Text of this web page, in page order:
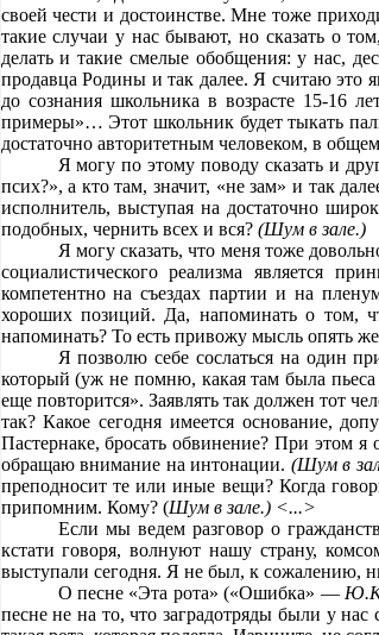
своей чести и достоинстве. Мне тоже
такие случаи у нас бывают, но сказать о
делать и такие смелые обобщения: у нас,
продавца Родины и так далее. Я считаю это
до сознания школьника в возрасте 15-16
примеры»… Этот школьник будет тыкать
достаточно авторитетным человеком, в
Я могу по этому поводу сказать и
псих?», а кто там, значит, «не зам» и так
исполнитель, выступая на достаточно
подобных, чернить всех и вся? (Шум в зале.)
Я могу сказать, что меня тоже
социалистического реализма является
компетентно на съездах партии и на
хороших позиций. Да, напоминать о том,
напоминать? То есть привожу мысль опять же
Я позволю себе сослаться на один
который (уж не помню, какая там была пьеса
еще повторится». Заявлять так должен тот
так? Какое сегодня имеется основание,
Пастернаке, бросать обвинение? При
обращаю внимание на интонации. (Шум в
преподносит те или иные вещи? Когда
припомним. Кому? (Шум в зале.) <...>
Если мы ведем разговор о
кстати говоря, волнуют нашу страну,
выступали сегодня. Я не был, к сожалению,
О песне «Эта рота» («Ошибка» —
песне не на то, что заградотряды были у